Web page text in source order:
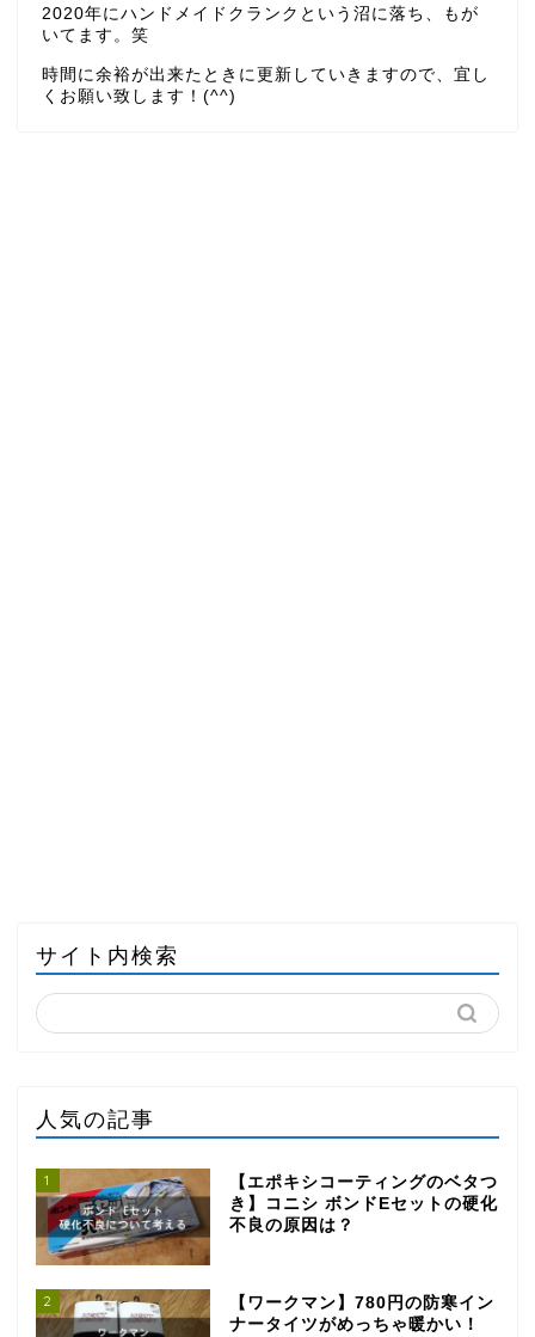
2020年にハンドメイドクランクという沼に落ち、もが
いてます。笑
時間に余裕が出来たときに更新していきますので、宜し
くお願い致します！(^^)
サイト内検索
人気の記事
1
【エポキシコーティングのベタつ
き】コニシ ボンドEセットの硬化
不良の原因は？
2
【ワークマン】780円の防寒イン
ナータイツがめっちゃ暖かい！